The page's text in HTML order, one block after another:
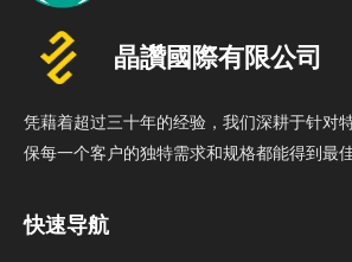
凭藉着超过三十年的经验，我们深耕于针对
保每一个客户的独特需求和规格都能得到最
快速导航